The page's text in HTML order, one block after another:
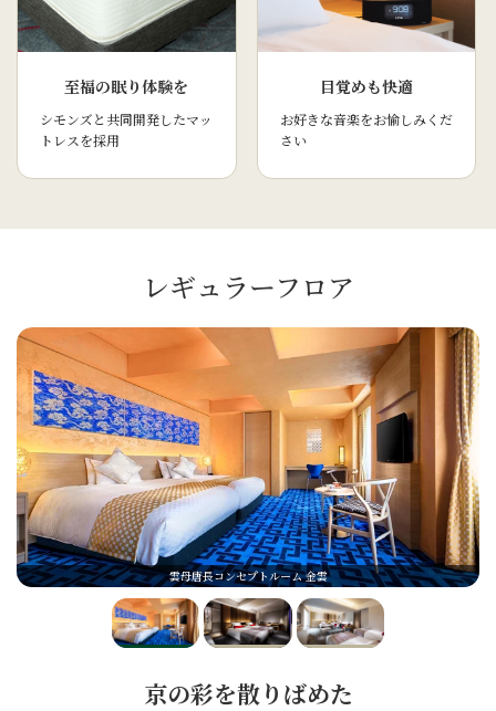
至福の眠り体験を
シモンズと共同開発したマッ
トレスを採用
目覚めも快適
お好きな音楽をお愉しみくだ
さい
レギュラーフロア
雲母唐長コンセプトルーム 金雲
京の彩を散りばめた